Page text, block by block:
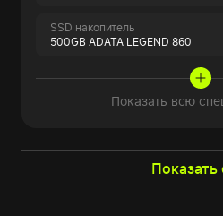
SSD накопитель
500GB ADATA LEGEND 860
Показать всю